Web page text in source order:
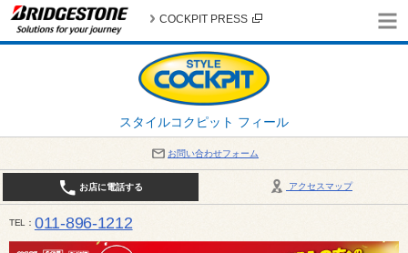
スタイルコクピット フィール
COCKPIT PRESS
お問い合わせフォーム
アクセスマップ
お店に電話する
TEL 011-896-1212
平日・日・祝日：作業受付10:00～17:30 、商談受付は10:00～18:00 まで 営業時間は10:00～